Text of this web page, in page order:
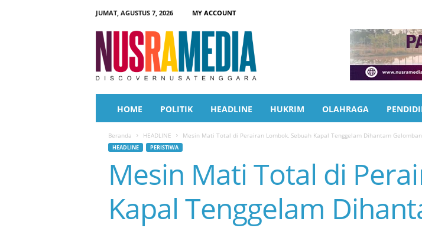
JUMAT, AGUSTUS 7, 2026
MY ACCOUNT
a
HOME POLITIK HEADLINE HUKRIM OLAHRAGA
Beranda HEADLINE Mesin Mati Total di Perairan Lombok, Sebuah Kapal Tenggelam Dihantam
HEADLINE PERISTIWA
Mesin Mati Total di
Kapal Tenggelam